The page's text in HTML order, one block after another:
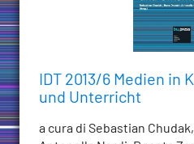
IDT 2013/6 Medien in
und Unterricht
a cura di Sebastian